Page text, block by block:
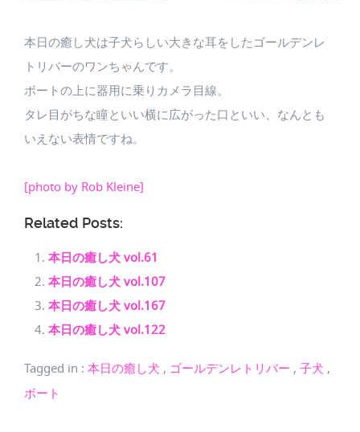
本日の癒し犬は子犬らしい大きな耳をしたゴールデンレ
トリバーのワンちゃんです。
ボートの上に器用に乗りカメラ目線。
タレ目がちな瞳といい横に広がった口といい、なんとも
いえない表情ですね。
[photo by Rob Kleine]
Related Posts:
本日の癒し犬 vol.61
本日の癒し犬 vol.107
本日の癒し犬 vol.167
本日の癒し犬 vol.122
Tagged in : 本日の癒し犬 , ゴールデンレトリバー , 子犬 ,
ボート